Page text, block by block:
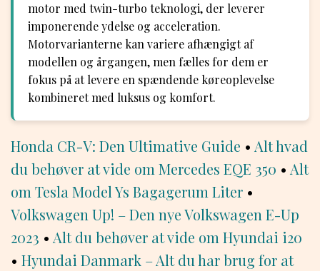
motor med twin-turbo teknologi, der leverer
imponerende ydelse og acceleration.
Motorvarianterne kan variere afhængigt af
modellen og årgangen, men fælles for dem er
fokus på at levere en spændende køreoplevelse
kombineret med luksus og komfort.
Honda CR-V: Den Ultimative Guide • Alt hvad
du behøver at vide om Mercedes EQE 350 • Alt
om Tesla Model Ys Bagagerum Liter •
Volkswagen Up! – Den nye Volkswagen E-Up
2023 • Alt du behøver at vide om Hyundai i20
• Hyundai Danmark – Alt du har brug for at